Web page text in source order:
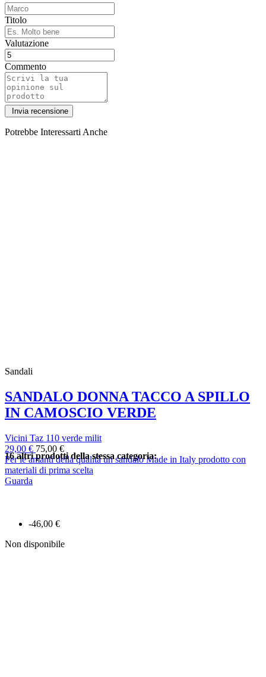
Titolo
Valutazione
Commento
Potrebbe Interessarti Anche
-46,00 €
Non disponibile
Sandali
SANDALO DONNA TACCO A SPILLO
IN CAMOSCIO VERDE
Vicini Taz 110 verde milit
29,00 € 75,00 €
Per le amanti della qualità un sandalo Made in Italy prodotto con
materiali di prima scelta
Guarda
16 altri prodotti della stessa categoria: